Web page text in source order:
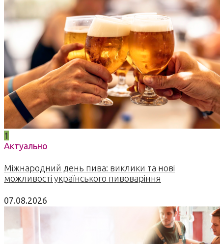
1
Актуально
Міжнародний день пива: виклики та нові
можливості українського пивоваріння
07.08.2026